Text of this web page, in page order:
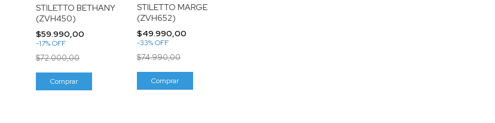
STILETTO BETHANY
(ZVH450)
$59.990,00
-17%OFF
$72.000,00
Comprar
STILETTO MARGE
(ZVH652)
$49.990,00
-33%OFF
$74.990,00
Comprar